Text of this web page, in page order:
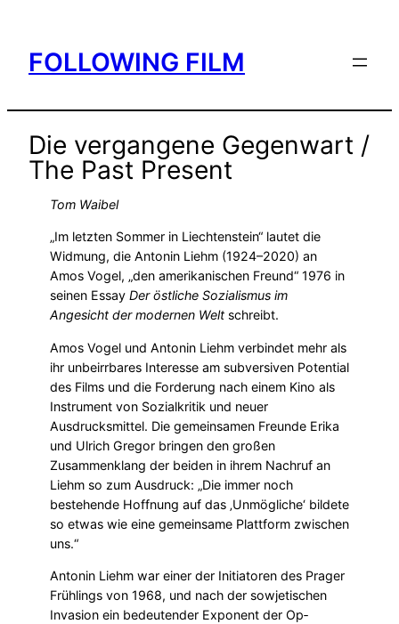
content
FOLLOWING FILM
Die vergangene Gegenwart /
The Past Present
Tom Waibel
„Im letzten Sommer in Liechtenstein“ lautet die
Widmung, die Antonin Liehm (1924–2020) an
Amos Vogel, „den amerikanischen Freund“ 1976 in
seinen Essay Der östliche Sozialismus im
Angesicht der modernen Welt schreibt.
Amos Vogel und Antonin Liehm verbindet mehr als
ihr unbeirrbares Interesse am subversiven Potential
des Films und die Forderung nach einem Kino als
Instru­ment von So­zialkritik und neuer
Ausdrucksmittel. Die gemeinsamen Freunde Erika
und Ulrich Gregor bringen den großen
Zusammenklang der beiden in ihrem Nachruf an
Liehm so zum Ausdruck: „Die immer noch
bestehende Hoffnung auf das ‚Unmögliche‘ bildete
so etwas wie eine gemeinsame Plattform zwischen
uns.“
Antonin Liehm war ei­ner der Initiatoren des Prager
Frühlings von 1968, und nach der so­wjetischen
Invasion ein bedeutender Exponent der Op­